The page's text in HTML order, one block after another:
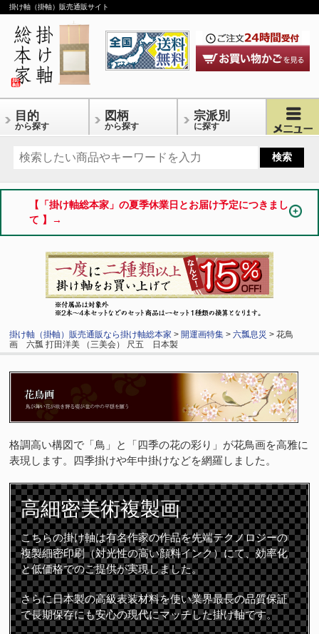
掛け軸（掛軸）販売通販サイト
目的
から探す
図柄
から探す
宗派別
に探す
【「掛け軸総本家」の夏季休業日とお届け予定につきまし
て 】→
掛け軸（掛軸）販売通販なら掛け軸総本家 > 開運画特集 >六瓢息災 > 花鳥
画 六瓢 打田洋美 （三美会） 尺五 日本製
格調高い構図で「鳥」と「四季の花の彩り」が花鳥画を高雅に
表現します。四季掛けや年中掛けなどを網羅しました。
高細密美術複製画
こちらの掛け軸は有名作家の作品を先端テクノロジーの
複製細密印刷（対光性の高い顔料インク）にて、効率化
と低価格でのご提供が実現しました。
さらに日本製の高級表装材料を使い業界最長の品質保証
で長期保存にも安心の現代にマッチした掛け軸です。